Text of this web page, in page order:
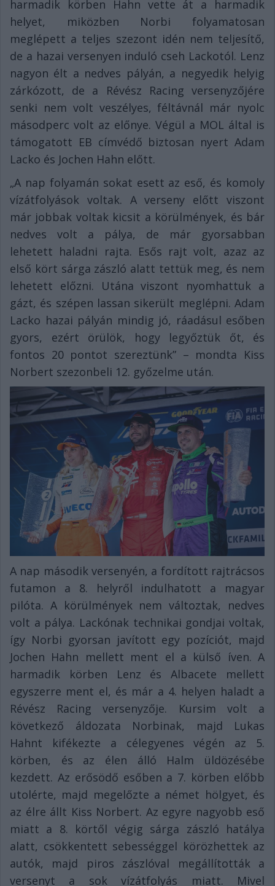
harmadik körben Hahn vette át a harmadik
helyet, miközben Norbi folyamatosan
meglépett a teljes szezont idén nem teljesítő,
de a hazai versenyen induló cseh Lackotól. Lenz
nagyon élt a nedves pályán, a negyedik helyig
zárkózott, de a Révész Racing versenyzőjére
senki nem volt veszélyes, féltávnál már nyolc
másodperc volt az előnye. Végül a MOL által is
támogatott EB címvédő biztosan nyert Adam
Lacko és Jochen Hahn előtt.
„A nap folyamán sokat esett az eső, és komoly
vízátfolyások voltak. A verseny előtt viszont
már jobbak voltak kicsit a körülmények, és bár
nedves volt a pálya, de már gyorsabban
lehetett haladni rajta. Esős rajt volt, azaz az
első kört sárga zászló alatt tettük meg, és nem
lehetett előzni. Utána viszont nyomhattuk a
gázt, és szépen lassan sikerült meglépni. Adam
Lacko hazai pályán mindig jó, ráadásul esőben
gyors, ezért örülök, hogy legyőztük őt, és
fontos 20 pontot szereztünk” – mondta Kiss
Norbert szezonbeli 12. győzelme után.
A nap második versenyén, a fordított rajtrácsos
futamon a 8. helyről indulhatott a magyar
pilóta. A körülmények nem változtak, nedves
volt a pálya. Lackónak technikai gondjai voltak,
így Norbi gyorsan javított egy pozíciót, majd
Jochen Hahn mellett ment el a külső íven. A
harmadik körben Lenz és Albacete mellett
egyszerre ment el, és már a 4. helyen haladt a
Révész Racing versenyzője. Kursim volt a
következő áldozata Norbinak, majd Lukas
Hahnt kifékezte a célegyenes végén az 5.
körben, és az élen álló Halm üldözésébe
kezdett. Az erősödő esőben a 7. körben előbb
utolérte, majd megelőzte a német hölgyet, és
az élre állt Kiss Norbert. Az egyre nagyobb eső
miatt a 8. körtől végig sárga zászló hatálya
alatt, csökkentett sebességgel körözhettek az
autók, majd piros zászlóval megállították a
versenyt a sok vízátfolyás miatt. Mivel